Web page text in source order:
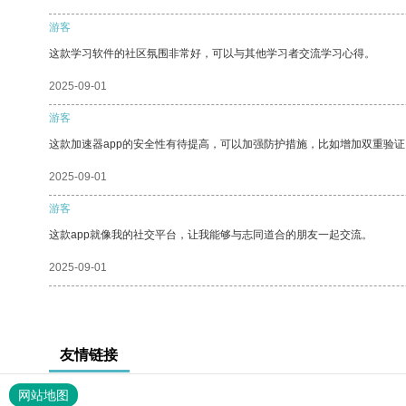
游客
这款学习软件的社区氛围非常好，可以与其他学习者交流学习心得。
2025-09-01
游客
这款加速器app的安全性有待提高，可以加强防护措施，比如增加双重验
2025-09-01
游客
这款app就像我的社交平台，让我能够与志同道合的朋友一起交流。
2025-09-01
友情链接
网站地图